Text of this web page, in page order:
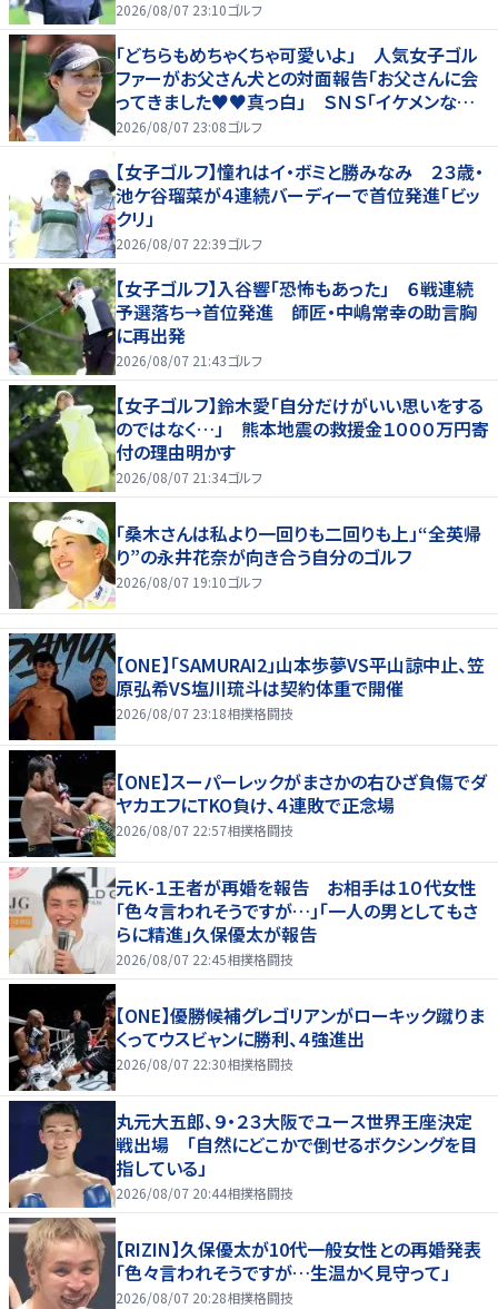
2026/08/07 23:10ゴルフ
「どちらもめちゃくちゃ可愛いよ」 人気女子ゴル
ファーがお父さん犬との対面報告「お父さんに会
ってきました♥♥真っ白」 ＳＮＳ「イケメンなお
父さん」「白戸家入りするんですか？」
2026/08/07 23:08ゴルフ
【女子ゴルフ】憧れはイ・ボミと勝みなみ ２３歳・
池ケ谷瑠菜が４連続バーディーで首位発進「ビッ
クリ」
2026/08/07 22:39ゴルフ
【女子ゴルフ】入谷響「恐怖もあった」 ６戦連続
予選落ち→首位発進 師匠・中嶋常幸の助言胸
に再出発
2026/08/07 21:43ゴルフ
【女子ゴルフ】鈴木愛「自分だけがいい思いをする
のではなく…」 熊本地震の救援金１０００万円寄
付の理由明かす
2026/08/07 21:34ゴルフ
「桑木さんは私より一回りも二回りも上」“全英帰
り”の永井花奈が向き合う自分のゴルフ
2026/08/07 19:10ゴルフ
【ONE】「SAMURAI2」山本歩夢VS平山諒中止、笠
原弘希VS塩川琉斗は契約体重で開催
2026/08/07 23:18相撲格闘技
【ONE】スーパーレックがまさかの右ひざ負傷でダ
ヤカエフにTKO負け、４連敗で正念場
2026/08/07 22:57相撲格闘技
元Ｋ-１王者が再婚を報告 お相手は１０代女性
「色々言われそうですが…」「一人の男としてもさ
らに精進」久保優太が報告
2026/08/07 22:45相撲格闘技
【ONE】優勝候補グレゴリアンがローキック蹴りま
くってウスビャンに勝利、４強進出
2026/08/07 22:30相撲格闘技
丸元大五郎、９・２３大阪でユース世界王座決定
戦出場 「自然にどこかで倒せるボクシングを目
指している」
2026/08/07 20:44相撲格闘技
【RIZIN】久保優太が10代一般女性との再婚発表
「色々言われそうですが…生温かく見守って」
2026/08/07 20:28相撲格闘技